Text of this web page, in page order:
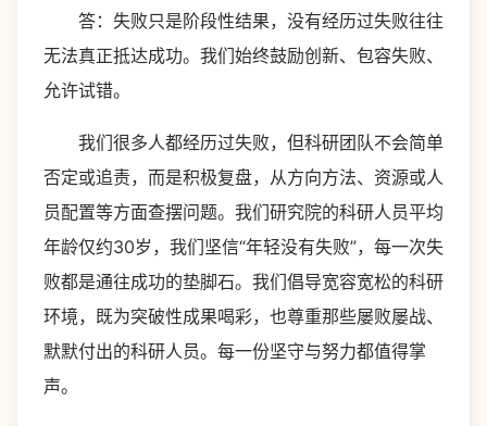
答：失败只是阶段性结果，没有经历过失败往往
无法真正抵达成功。我们始终鼓励创新、包容失败、
允许试错。
我们很多人都经历过失败，但科研团队不会简单
否定或追责，而是积极复盘，从方向方法、资源或人
员配置等方面查摆问题。我们研究院的科研人员平均
年龄仅约30岁，我们坚信“年轻没有失败”，每一次失
败都是通往成功的垫脚石。我们倡导宽容宽松的科研
环境，既为突破性成果喝彩，也尊重那些屡败屡战、
默默付出的科研人员。每一份坚守与努力都值得掌
声。